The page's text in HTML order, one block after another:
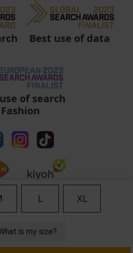
L XL
Best use of data
of search
Fashion
| Privacy
- 2026 Soccerfanshop